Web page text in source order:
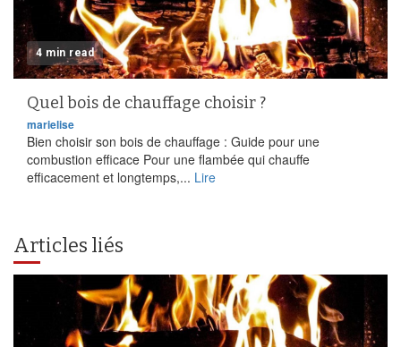
4 min read
Quel bois de chauffage choisir ?
marielise
Bien choisir son bois de chauffage : Guide pour une
combustion efficace Pour une flambée qui chauffe
efficacement et longtemps,... Lire
Articles liés